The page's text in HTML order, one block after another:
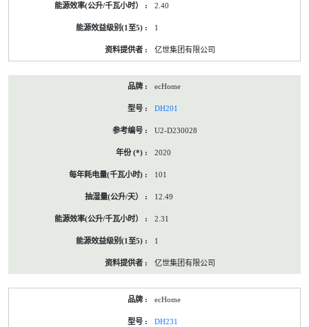
2.40
1
亿世集团有限公司
ecHome
DH201
U2-D230028
2020
101
12.49
2.31
1
亿世集团有限公司
ecHome
DH231